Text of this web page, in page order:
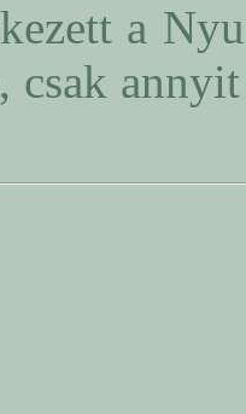
a
csak